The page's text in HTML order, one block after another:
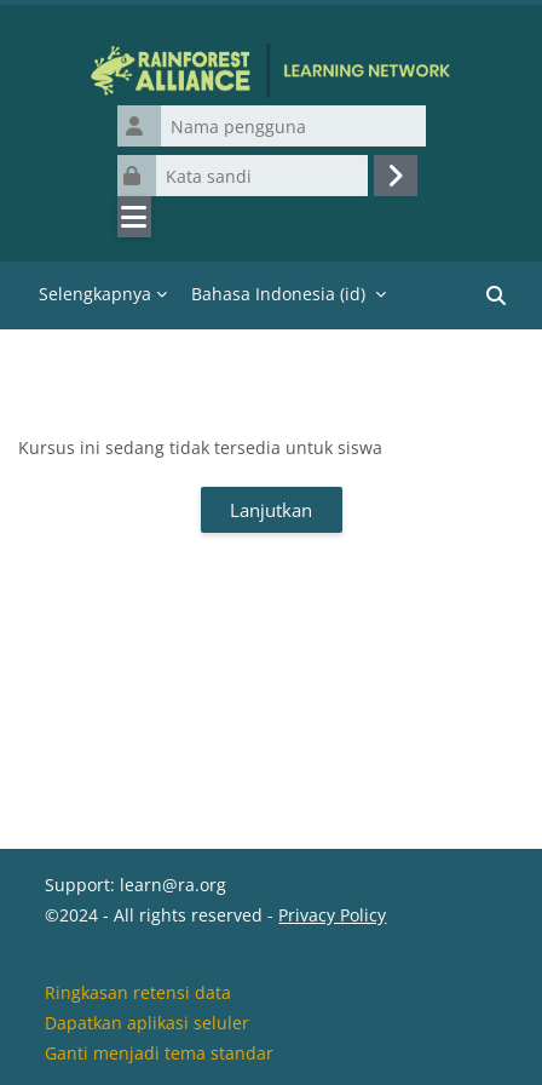
Nama pengguna
Kata sandi
Masuk
Selengkapnya Bahasa Indonesia ‎(id)‎
Cari
Kursus ini sedang tidak tersedia untuk siswa
Lanjutkan
Support: learn@ra.org
©2024 - All rights reserved - Privacy Policy
Ringkasan retensi data
Dapatkan aplikasi seluler
Ganti menjadi tema standar